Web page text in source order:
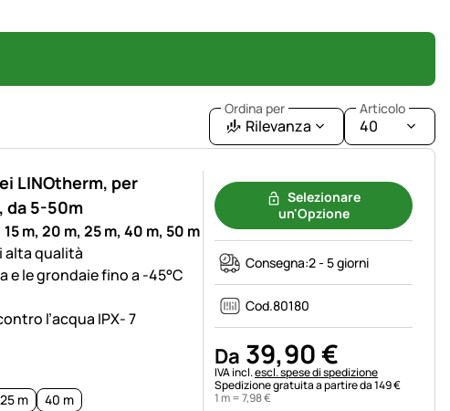
Ordina per
Rilevanza
Articolo
40
LINOtherm, per
da 5-50m
m, 20 m, 25 m, 40 m, 50 m
alta qualità
e le grondaie fino a -45°C
l’acqua IPX- 7
25 m 40 m
Selezionare
un'Opzione
Consegna:2 - 5 giorni
Cod.80180
Da 39,90€
Informazioni fiscali:
IVA incl.escl. spese di spedizione
Spedizione gratuita a partire da 149 €
1 m =7,98€